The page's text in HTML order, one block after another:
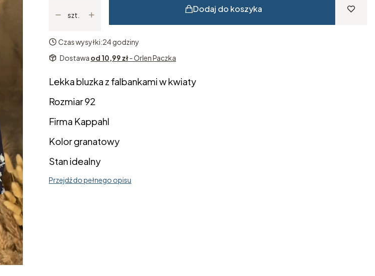
szt.
Dodaj do koszyka
Czas wysyłki:24 godziny
Dostawa od 10,99 zł- Orlen Paczka
Lekka bluzka z falbankami w kwiaty
Rozmiar 92
Firma Kappahl
Kolor granatowy
Stan idealny
Przejdź do pełnego opisu